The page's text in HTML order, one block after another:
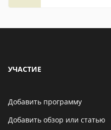
УЧАСТИЕ
Добавить программу
Добавить обзор или статью